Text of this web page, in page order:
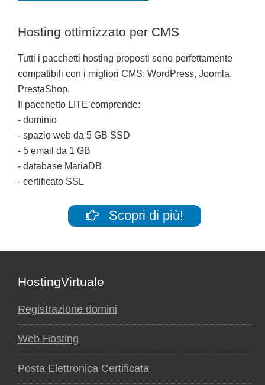
Hosting ottimizzato per CMS
Tutti i pacchetti hosting proposti sono perfettamente
compatibili con i migliori CMS: WordPress, Joomla,
PrestaShop.
Il pacchetto LITE comprende:
- dominio
- spazio web da 5 GB SSD
- 5 email da 1 GB
- database MariaDB
- certificato SSL
Scopri di più!
Footer
HostingVirtuale
Registrazione domini
Web Hosting
Posta Elettronica Certificata